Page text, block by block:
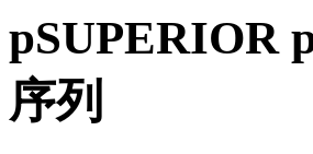
pSUPERIOR
序列